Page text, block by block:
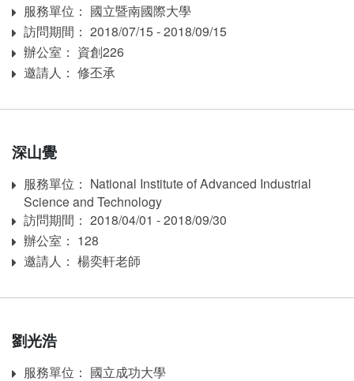
Affiliation
服務單位： 國立暨南國際大學
訪問期間：
訪問期間： 2018/07/15 - 2018/09/15
Room
辦公室： 資創226
Inviter
邀請人： 修丕承
深山覺
Affiliation
服務單位： National Institute of Advanced Industrial
Science and Technology
訪問期間：
訪問期間： 2018/04/01 - 2018/09/30
Room
辦公室： 128
Inviter
邀請人： 楊奕軒老師
劉光浩
Affiliation
服務單位： 國立成功大學